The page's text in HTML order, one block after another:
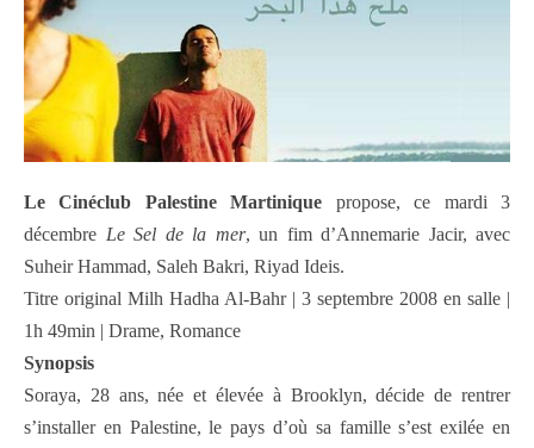
Le Cinéclub Palestine Martinique propose, ce mardi 3
décembre Le Sel de la mer, un fim d’Annemarie Jacir, avec
Suheir Hammad, Saleh Bakri, Riyad Ideis.
Titre original Milh Hadha Al-Bahr | 3 septembre 2008 en salle |
1h 49min | Drame, Romance
Synopsis
Soraya, 28 ans, née et élevée à Brooklyn, décide de rentrer
s’installer en Palestine, le pays d’où sa famille s’est exilée en